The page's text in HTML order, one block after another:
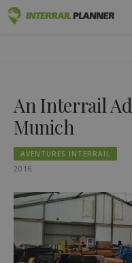
Voyages
Blog
Guides pays
Se connecter
Planifiez un nouveau
An Interrail
Munich
AVENTURES INTERRAIL
2016